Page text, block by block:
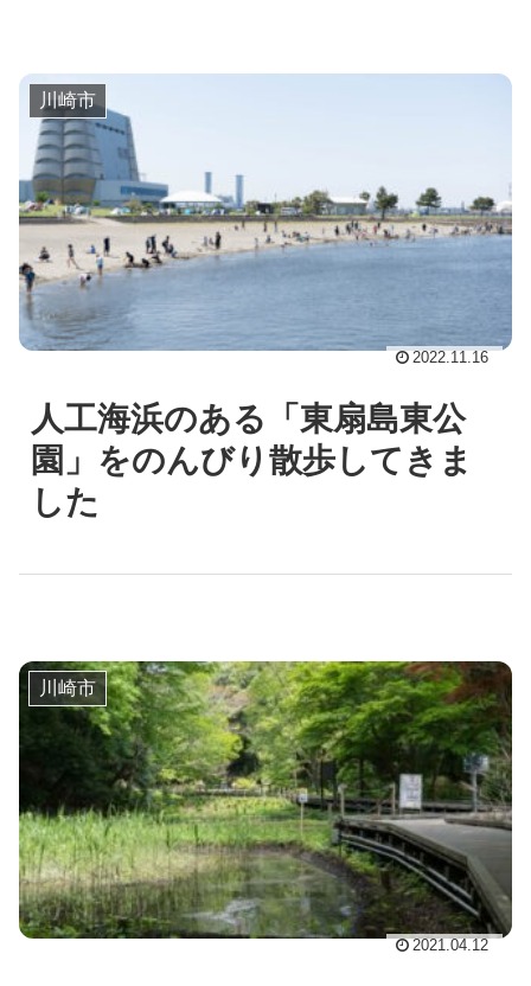
川崎市
人工海浜のある「東扇島東公
園」をのんびり散歩してきま
した
2022.11.16
川崎市
2021.04.12